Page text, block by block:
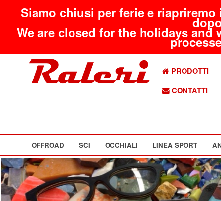
Siamo chiusi per ferie e
We are closed for the holidays
PRODOTTI
CONTATTI
OFFROAD SCI OCCHIALI LINEA SPORT